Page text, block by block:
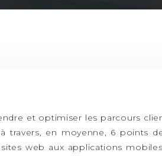
et optimiser les parcours
en moyenne, 6 points
web aux applications